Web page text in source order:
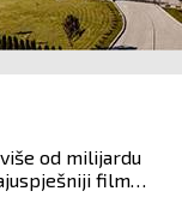
od milijardu
film